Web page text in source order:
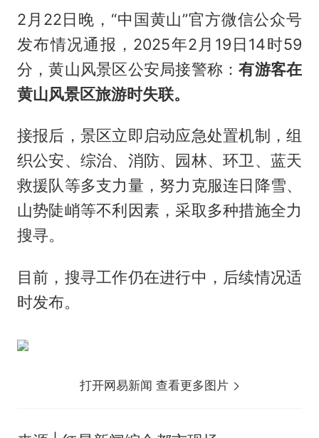
2月22日晚，“中国黄山”官方微信公众号
发布情况通报，2025年2月19日14时59
分，黄山风景区公安局接警称：有游客在
黄山风景区旅游时失联。
接报后，景区立即启动应急处置机制，组
织公安、综治、消防、园林、环卫、蓝天
救援队等多支力量，努力克服连日降雪、
山势陡峭等不利因素，采取多种措施全力
搜寻。
目前，搜寻工作仍在进行中，后续情况适
时发布。
打开网易新闻 查看更多图片